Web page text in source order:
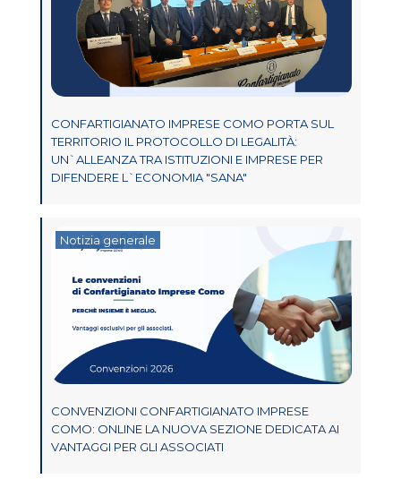
CONFARTIGIANATO IMPRESE COMO PORTA SUL
TERRITORIO IL PROTOCOLLO DI LEGALITÀ:
UN`ALLEANZA TRA ISTITUZIONI E IMPRESE PER
DIFENDERE L`ECONOMIA "SANA"
Notizia generale
CONVENZIONI CONFARTIGIANATO IMPRESE
COMO: ONLINE LA NUOVA SEZIONE DEDICATA AI
VANTAGGI PER GLI ASSOCIATI